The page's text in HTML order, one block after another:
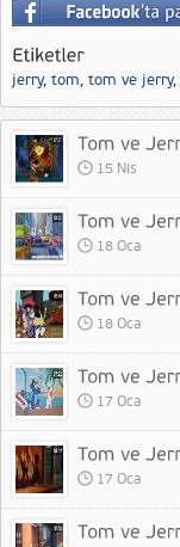
jerry, tom, tom ve jerry,
15 Nis
18 Oca
18 Oca
17 Oca
17 Oca